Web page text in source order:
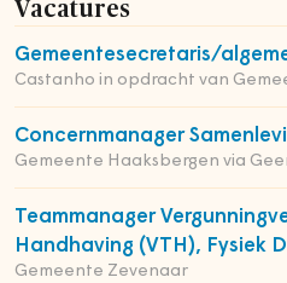
Vacatures
Gemeentesecretaris/
Castanho in opdracht van
Concernmanager
Gemeente Haaksbergen via
Teammanager
Handhaving (VTH), Fysiek
Gemeente Zevenaar